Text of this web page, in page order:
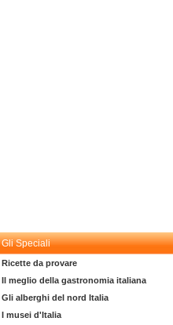
Gli Speciali
Ricette da provare
Il meglio della gastronomia italiana
Gli alberghi del nord Italia
I musei d'Italia